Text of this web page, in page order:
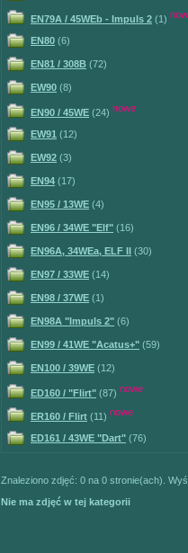
EN79A / 45WEb - Impuls 2 (1)
EN80 (6)
EN81 / 308B (72)
EW90 (8)
EN90 / 45WE (24) nowe
EW91 (12)
EW92 (3)
EN94 (17)
EN95 / 13WE (4)
EN96 / 34WE "Elf" (16)
EN96A, 34WEa, ELF II (30)
EN97 / 33WE (14)
EN98 / 37WE (1)
EN98A "Impuls 2" (6)
EN99 / 41WE "Acatus+" (59)
EN100 / 39WE (12)
ED160 / "Flirt" (87) nowe
ER160 / Flirt (11) nowe
ED161 / 43WE "Dart" (76)
Znaleziono zdjęć: 0 na 0 stronie(ach).
Nie ma zdjęć w tej kategorii